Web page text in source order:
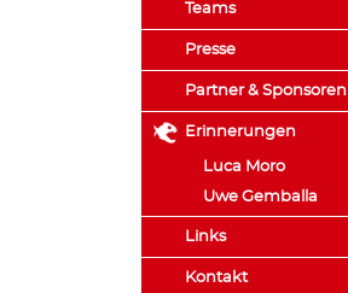
Teams
Presse
Partner & Sponsoren
Erinnerungen
Luca Moro
Uwe Gemballa
Links
Kontakt